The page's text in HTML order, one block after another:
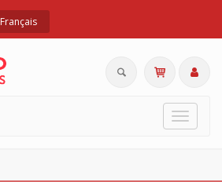
Français
Toggle